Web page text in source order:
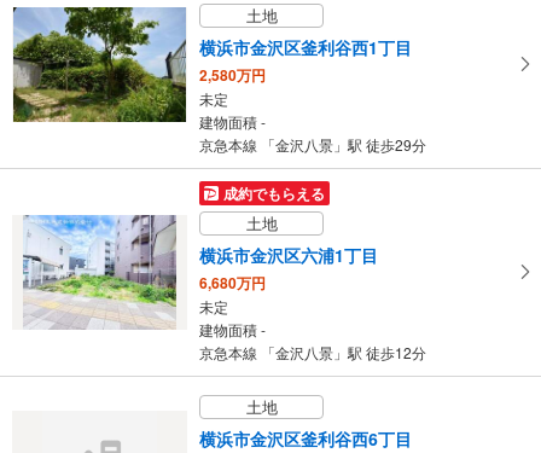
建物面積 94.25m
土地
横浜市金沢区釜利谷西1丁目
2,580万円
未定
建物面積 -
京急本線 「金沢八景」駅 徒歩29分
成約でもらえる
土地
横浜市金沢区六浦1丁目
6,680万円
未定
建物面積 -
京急本線 「金沢八景」駅 徒歩12分
土地
横浜市金沢区釜利谷西6丁目